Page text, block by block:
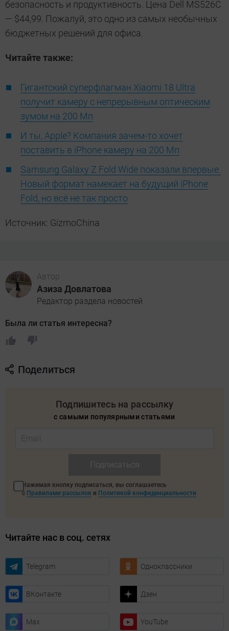
безопасность и продуктивность. Цена Dell MS526C
— $44,99. Пожалуй, это одно из самых необычных
бюджетных решений для офиса.
Читайте также:
Гигантский суперфлагман Xiaomi 18 Ultra
получит камеру с непрерывным оптическим
зумом на 200 Мп
И ты, Apple? Компания зачем-то хочет
поставить в iPhone камеру на 200 Мп
Samsung Galaxy Z Fold Wide показали впервые.
Новый формат намекает на будущий iPhone
Fold, но всё не так просто
Источник: GizmoChina
Автор
Азиза Довлатова
Редактор раздела новостей
Была ли статья интересна?
Поделиться
Подпишитесь на рассылку
с самыми популярными статьями
Нажимая кнопку подписаться, вы соглашаетесь
с Правилами рассылок и Политикой конфиденциальности
Читайте нас в соц. сетях
Telegram Одноклассники
ВКонтакте Дзен
Max YouTube